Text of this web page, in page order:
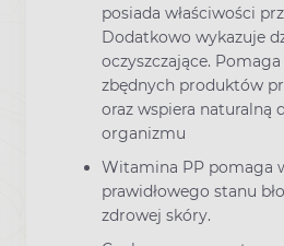
posiada właściwości
Dodatkowo wykazuje
oczyszczające.
zbędnych produktów
oraz wspiera naturalną
organizmu
Witamina PP pomaga
prawidłowego stanu
zdrowej skóry.